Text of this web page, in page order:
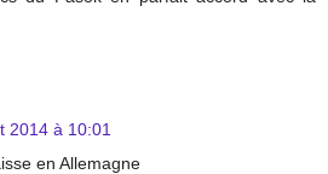
2014 à 10:01
en Allemagne